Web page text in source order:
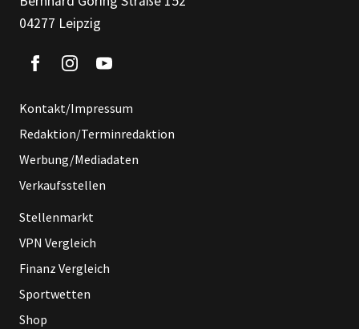
04277 Leipzig
Kontakt/Impressum
Redaktion/Terminredaktion
Werbung/Mediadaten
Verkaufsstellen
Stellenmarkt
VPN Vergleich
Finanz Vergleich
Sportwetten
Shop